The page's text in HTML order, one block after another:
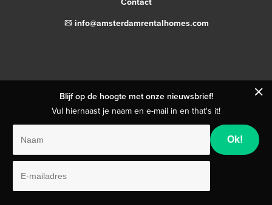
Contact
email info@amsterdamrentalhomes.com
Blijf op de hoogte met onze nieuwsbrief!
Vul hiernaast je naam en e-mail in en that's it!
close